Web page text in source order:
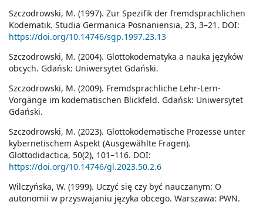
Szczodrowski, M. (1997). Zur Spezifik der fremdsprachlichen
Kodematik. Studia Germanica Posnaniensia, 23, 3–21. DOI:
https://doi.org/10.14746/sgp.1997.23.13
Szczodrowski, M. (2004). Glottokodematyka a nauka języków
obcych. Gdańsk: Uniwersytet Gdański.
Szczodrowski, M. (2009). Fremdsprachliche Lehr-Lern-
Vorgänge im kodematischen Blickfeld. Gdańsk: Uniwersytet
Gdański.
Szczodrowski, M. (2023). Glottokodematische Prozesse unter
kybernetischem Aspekt (Ausgewählte Fragen).
Glottodidactica, 50(2), 101–116. DOI:
https://doi.org/10.14746/gl.2023.50.2.6
Wilczyńska, W. (1999). Uczyć się czy być nauczanym: O
autonomii w przyswajaniu języka obcego. Warszawa: PWN.